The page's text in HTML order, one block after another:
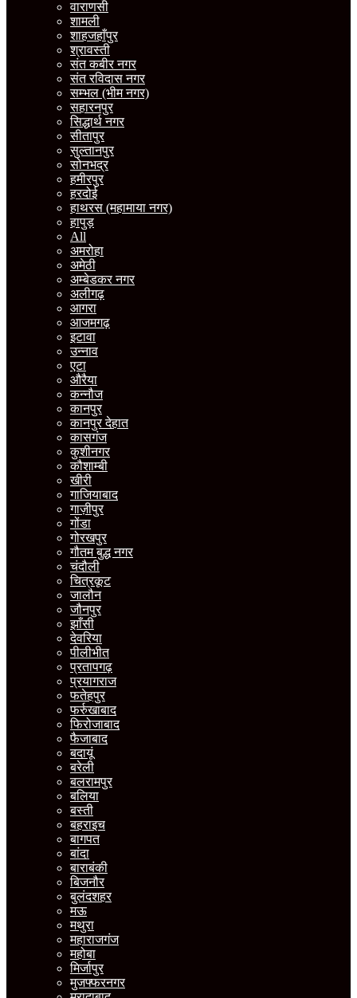
वाराणसी
शामली
शाहजहाँपुर
श्रावस्ती
संत कबीर नगर
संत रविदास नगर
सम्भल (भीम नगर)
सहारनपुर
सिद्धार्थ नगर
सीतापुर
सुल्तानपुर
सोनभद्र
हमीरपुर
हरदोई
हाथरस (महामाया नगर)
हापुड़
All
अमरोहा
अमेठी
अम्बेडकर नगर
अलीगढ़
आगरा
आजमगढ़
इटावा
उन्नाव
एटा
औरैया
कन्नौज
कानपुर
कानपुर देहात
कासगंज
कुशीनगर
कौशाम्बी
खीरी
गाजियाबाद
गाज़ीपुर
गोंडा
गोरखपुर
गौतम बुद्ध नगर
चंदौली
चित्रकूट
जालौन
जौनपुर
झाँसी
देवरिया
पीलीभीत
प्रतापगढ़
प्रयागराज
फतेहपुर
फर्रुखाबाद
फिरोजाबाद
फैजाबाद
बदायूं
बरेली
बलरामपुर
बलिया
बस्ती
बहराइच
बागपत
बांदा
बाराबंकी
बिजनौर
बुलंदशहर
मऊ
मथुरा
महाराजगंज
महोबा
मिर्जापुर
मुजफ्फरनगर